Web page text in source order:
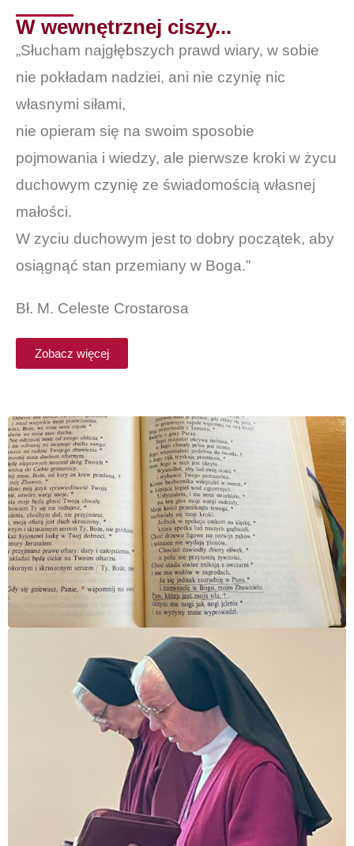
W wewnętrznej ciszy...
„Słucham najgłębszych prawd wiary, w sobie
nie pokładam nadziei, ani nie czynię nic
własnymi siłami,
nie opieram się na swoim sposobie
pojmowania i wiedzy, ale pierwsze kroki w życu
duchowym czynię ze świadomością własnej
małości.
W zyciu duchowym jest to dobry początek, aby
osiągnąć stan przemiany w Boga.”
Bł. M. Celeste Crostarosa
Zobacz więcej